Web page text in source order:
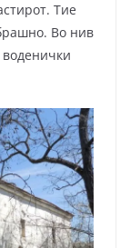
Тие
Во нив